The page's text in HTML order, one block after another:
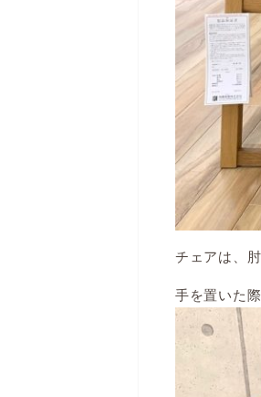
チェアは、
手を置いた